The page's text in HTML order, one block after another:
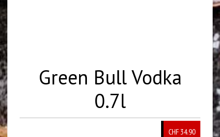
Green Bull Vodka
0.7l
CHF 34.90